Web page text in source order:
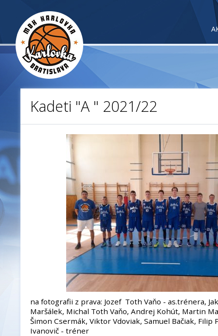
Kadeti "A " 2021/22
na fotografii z prava: Jozef Toth Vaňo - as.trénera,
Maršálek, Michal Toth Vaňo, Andrej Kohút, Martin
Šimon Csermák, Viktor Vdoviak, Samuel Bačiak, Filip
Ivanovič - tréner